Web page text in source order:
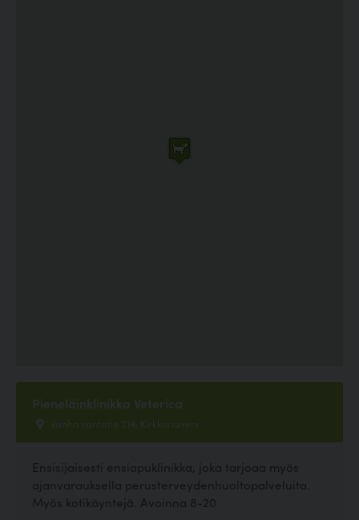
Pieneläinklinikka Veterica
Vanha rantatie 214, Kirkkonummi
Ensisijaisesti ensiapuklinikka, joka tarjoaa myös
ajanvarauksella perusterveydenhuoltopalveluita.
Myös kotikäyntejä. Avoinna 8-20